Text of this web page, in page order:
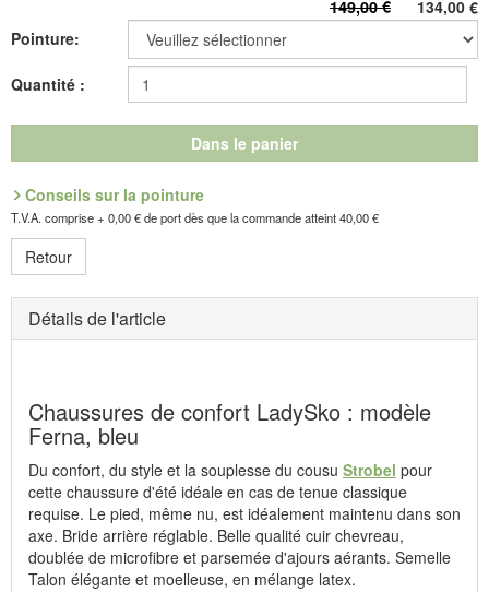
parsemée d'ajours aérants. Semelle Talon élégante et moelleuse,
en mélange latex.
La forme du talon, inspirée du talon bobine, souligne l'allure
féminine de la chaussure et complète avec élégance les robes et
équivaut à une marche à plat et laisse le pied parfaitement
détendu. Cette semelle est de qualité élastique et son dessous est
Référence : 6.617.08
Découvrez les chaussures les plus confortables de votre vie !
Fabricant : idéalsko S.A.R.L., Rue de l'Industrie, F-67160
Wissembourg, E-mail : service@idealsko.fr
149,00 €
134,00 €
Pointure:
Quantité :
Dans le panier
Conseils sur la pointure
T.V.A. comprise + 0,00 € de port dès que la commande atteint 40,00 €
Retour
Détails de l'article
Chaussures de confort LadySko : modèle
Ferna, bleu
Du confort, du style et la souplesse du cousu Strobel pour
cette chaussure d'été idéale en cas de tenue classique
requise. Le pied, même nu, est idéalement maintenu dans son
axe. Bride arrière réglable. Belle qualité cuir chevreau,
doublée de microfibre et parsemée d'ajours aérants. Semelle
Talon élégante et moelleuse, en mélange latex.